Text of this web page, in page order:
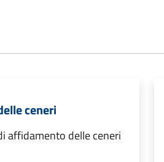
ceneri
affidamento delle ceneri